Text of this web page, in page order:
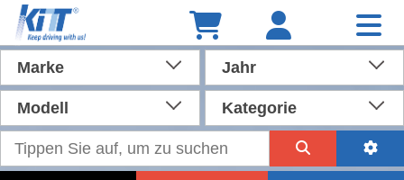
Marke Jahr
Modell Kategorie